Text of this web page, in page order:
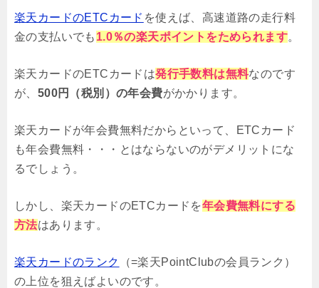
楽天カードのETCカード を使えば、高速道路の走行料
金の支払いでも 1.0％の楽天ポイントをためられます。
楽天カードのETCカードは発行手数料は無料なのです
が、 500円（税別）の年会費がかかります。
楽天カードが年会費無料だからといって、ETCカード
も年会費無料・・・とはならないのがデメリットにな
るでしょう。
しかし、楽天カードのETCカードを年会費無料にする
方法はあります。
楽天カードのランク
（=楽天PointClubの会員ランク）
の上位を狙えばよいのです。